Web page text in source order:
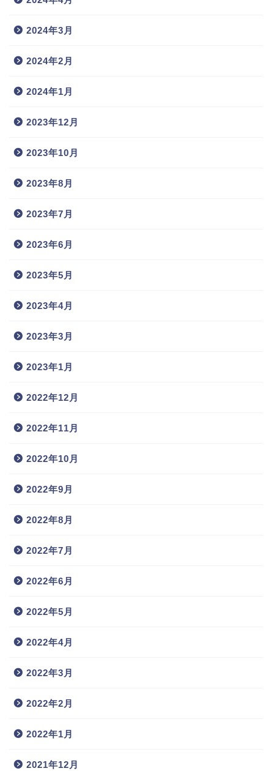
2024年3月
2024年2月
2024年1月
2023年12月
2023年10月
2023年8月
2023年7月
2023年6月
2023年5月
2023年4月
2023年3月
2023年1月
2022年12月
2022年11月
2022年10月
2022年9月
2022年8月
2022年7月
2022年6月
2022年5月
2022年4月
2022年3月
2022年2月
2022年1月
2021年12月